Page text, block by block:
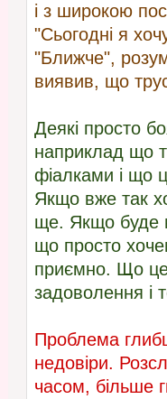
і з широкою
"Сьогодні я
"Ближче",
виявив, що
Деякі просто
наприклад що
фіалками і що
Якщо вже так
ще. Якщо буде
що просто
приємно. Що
задоволення і
Проблема
недовіри.
часом, більше